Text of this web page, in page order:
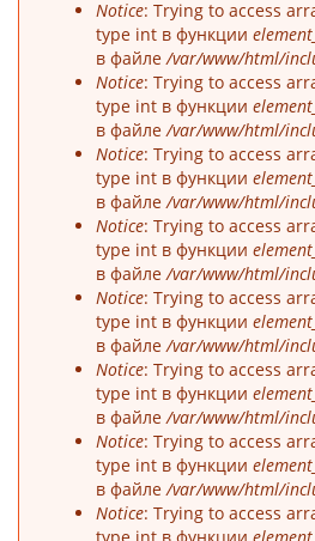
Notice: Trying to access
type int в функции
в файле/var/www/html/
Notice: Trying to access
type int в функции
в файле/var/www/html/
Notice: Trying to access
type int в функции
в файле/var/www/html/
Notice: Trying to access
type int в функции
в файле/var/www/html/
Notice: Trying to access
type int в функции
в файле/var/www/html/
Notice: Trying to access
type int в функции
в файле/var/www/html/
Notice: Trying to access
type int в функции
в файле/var/www/html/
Notice: Trying to access